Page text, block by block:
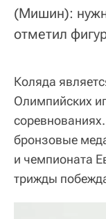
(Мишин):
отметил
Коляда
Олимпийских
бронзовые
и чемпионата
трижды